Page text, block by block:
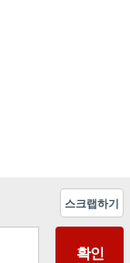
스크랩하기